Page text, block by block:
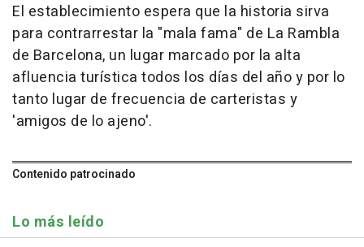
El establecimiento espera que la historia sirva
para contrarrestar la "mala fama" de La Rambla
de Barcelona, un lugar marcado por la alta
afluencia turística todos los días del año y por lo
tanto lugar de frecuencia de carteristas y
'amigos de lo ajeno'.
Contenido patrocinado
Lo más leído